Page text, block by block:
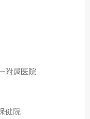
附属医院
健院